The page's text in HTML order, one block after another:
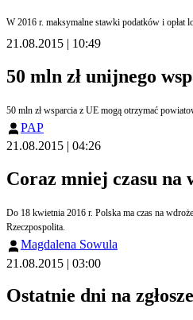
W 2016 r. maksymalne stawki podatków i opłat
21.08.2015 | 10:49
50 mln zł unijnego
50 mln zł wsparcia z UE mogą otrzymać
PAP
21.08.2015 | 04:26
Coraz mniej czasu
Do 18 kwietnia 2016 r. Polska ma czas na
Rzeczpospolita.
Magdalena Sowula
21.08.2015 | 03:00
Ostatnie dni na